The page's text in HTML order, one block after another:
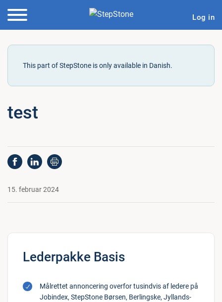
Log in
This part of StepStone is only available in Danish.
test
15. februar 2024
Lederpakke Basis
Målrettet annoncering overfor tusindvis af ledere på
Jobindex, StepStone Børsen, Berlingske, Jyllands-